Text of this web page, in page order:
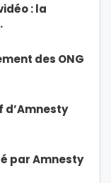
: la
des ONG
d’Amnesty
par Amnesty